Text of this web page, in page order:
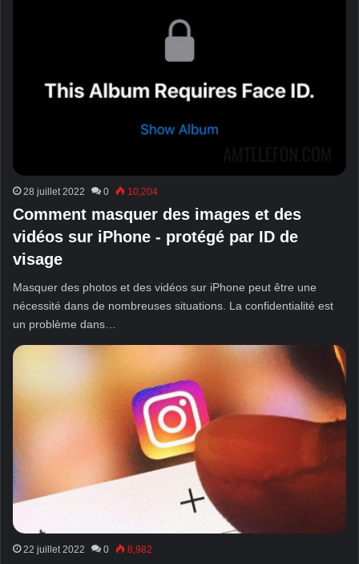
28 juillet 2022 0 10,204
Comment masquer des images et des
vidéos sur iPhone - protégé par ID de
visage
Masquer des photos et des vidéos sur iPhone peut être une
nécessité dans de nombreuses situations. La confidentialité est
un problème dans…
22 juillet 2022 0 8,982